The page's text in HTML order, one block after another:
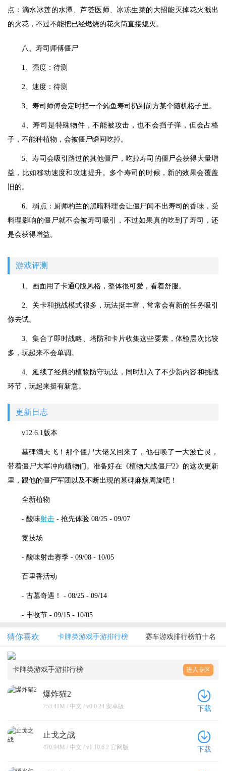
点：滴水冰莲的水潭、芦荟医师、冰冻生菜的大招能灭掉花火溅出
的火花，不过不能把已经燃烧的花火筒直接熄灭。
八、寿司师傅僵尸
1、强度：待测
2、速度：待测
3、寿司师傅会定时把一个鲔鱼寿司扔到前方某个随机格子里。
4、寿司是特殊物件，不能被攻击，也不会挡子弹，但会占格
子，不能种植物，会被僵尸瞬间吃掉。
5、寿司会吸引路过的其他僵尸，吃掉寿司的僵尸会获得大量增
益，比如移动速度和攻速提升。多个寿司的时候，新的效果会覆盖
旧的。
6、弱点：厨师杓兰的黑暗料理会让僵尸闻不出寿司的香味，受
料理影响的僵尸就不会被寿司吸引，不过如果真的吃到了寿司，还
是会获得增益。
游戏评测
1、画面用了卡通Q版风格，整体很可爱，看着舒服。
2、关卡和挑战模式很多，玩法挺丰富，常常会有新的任务吸引
你去试。
3、集合了即时战略、塔防和卡片收集这些要素，体验层次比较
多，玩起来不会单调。
4、延续了经典的植物防守玩法，同时加入了不少新内容和挑战
环节，玩起来挺有新意。
更新日志
v12.6.1版本
墓碑满天飞！那个僵尸大佬又回来了，他召唤了一大波亡灵，
带着僵尸大军冲向植物们。准备好在《植物大战僵尸2》的这次更新
里，跟他的僵尸军团以及不断出现的墓碑麻烦周旋吧！
全新植物
- 酸味射击 - 抢先体验 08/25 - 09/07
竞技场
- 酸味射击赛季 - 09/08 - 10/05
百里香活动
- 古墓奇遇！ - 08/25 - 09/14
- 丰收节 - 09/15 - 10/05
猜你喜欢 卡牌类游戏手游排行榜 赛车游戏排行榜前十名
卡牌类游戏手游排行榜 进入专区
爆炸猫2
753.41M / 中文 / v0.0.24 安卓版 下载
止戈之战
470.94M / 中文 / v1.10.6.2 官网版 下载